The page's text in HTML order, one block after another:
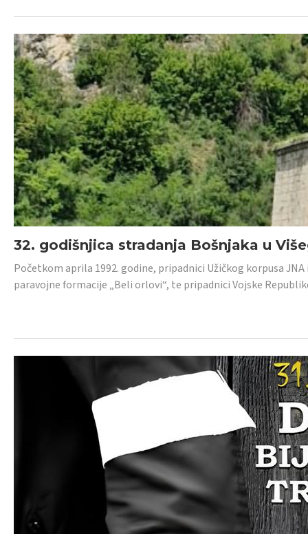
32. godišnjica stradanja Bošnjaka u
Početkom aprila 1992. godine, pripadnici Užičkog korpusa
paravojne formacije „Beli orlovi“, te pripadnici Vojske